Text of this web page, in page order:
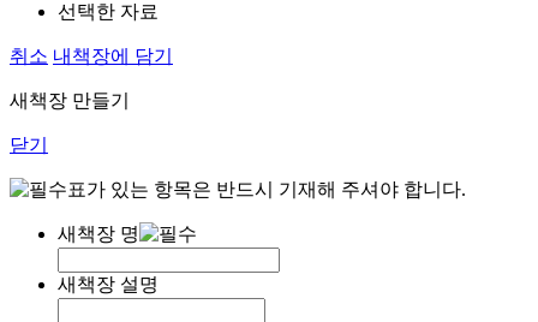
선택한 자료
취소 내책장에 담기
새책장 만들기
닫기
표가 있는 항목은 반드시 기재해 주셔야 합니다.
새책장 명
새책장 설명